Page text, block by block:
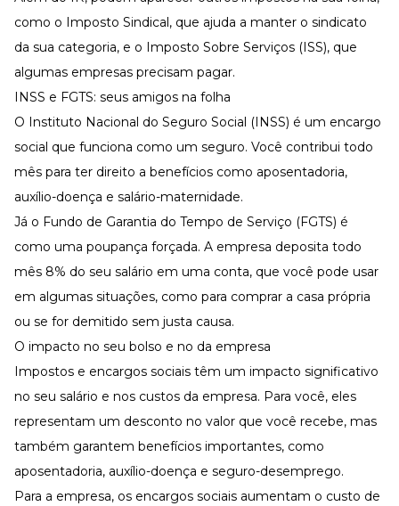
como o Imposto Sindical, que ajuda a manter o sindicato
da sua categoria, e o Imposto Sobre Serviços (ISS), que
algumas empresas precisam pagar.
INSS e FGTS: seus amigos na folha
O Instituto Nacional do Seguro Social (INSS) é um encargo
social que funciona como um seguro. Você contribui todo
mês para ter direito a benefícios como aposentadoria,
auxílio-doença e salário-maternidade.
Já o Fundo de Garantia do Tempo de Serviço (FGTS) é
como uma poupança forçada. A empresa deposita todo
mês 8% do seu salário em uma conta, que você pode usar
em algumas situações, como para comprar a casa própria
ou se for demitido sem justa causa.
O impacto no seu bolso e no da empresa
Impostos e encargos sociais têm um impacto significativo
no seu salário e nos custos da empresa. Para você, eles
representam um desconto no valor que você recebe, mas
também garantem benefícios importantes, como
aposentadoria, auxílio-doença e seguro-desemprego.
Para a empresa, os encargos sociais aumentam o custo de